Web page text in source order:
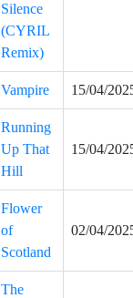
Silence
(CYRIL
Remix)
Vampire 15/04/
Running
Up That
Hill
15/04/
Flower
of
Scotland
02/04/
The